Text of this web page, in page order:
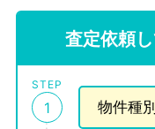
査定依頼
STEP
1